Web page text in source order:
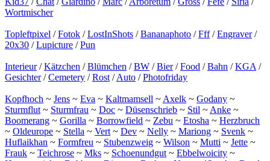
Wortmischer
Topleftpixel /Fotok /LostInShots /Bananaphoto /Fff/Engraver/
20x30 /Lupicture /Pun
Interieur/Kätzchen /Blümchen /BW /Bier/Food /Bahn /KGA /
Gesichter/Cemetery /Rost /Auto /Photofriday
Kopfhoch ~ Jens ~ Eva ~ Kaltmamsell ~ Axelk ~ Godany ~
Sturmflut ~ Sturmfrau ~ Doc ~ Düsenschrieb ~ Stil ~ Anke ~
Boomerang ~ Gorilla ~ Borrowfield ~ Zebu ~ Etosha ~ Herzbruch
~ Oldeurope ~ Stella ~ Vert ~ Dev ~ Nelly ~ Mariong ~ Svenk ~
Huflaikhan ~ Formfreu ~ Stubenzweig ~ Wilson ~ Mutti ~ Jette ~
Frauk ~ Teichrose ~ Mks ~ Schoenundgut ~ Ebbelwoicity ~